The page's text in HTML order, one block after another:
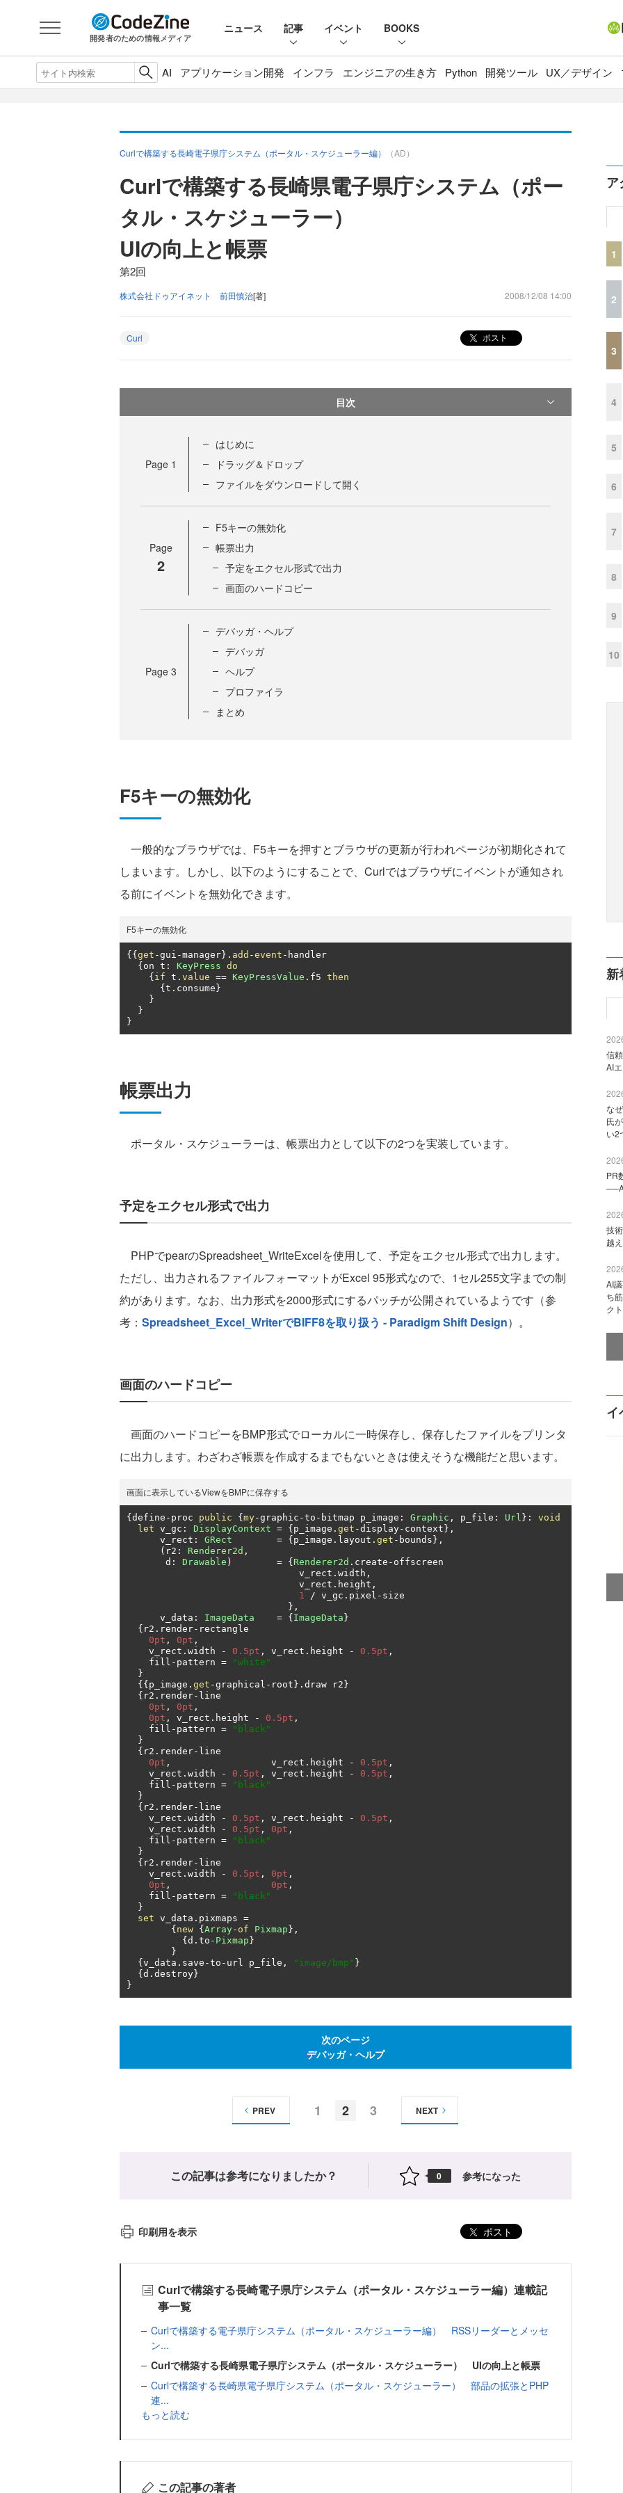
開発者のための情報メディア
ニュース 記事 イベント BOOKS
AI アプリケーション開発 インフラ エンジニアの生き方 Python 開発ツール UX／デザイン
Curlで構築する長崎電子県庁システム（ポータル・スケジューラー編） （AD）
Curlで構築する長崎県電子県庁システム（ポー
タル・スケジューラー）
UIの向上と帳票
第2回
株式会社ドゥアイネット 前田慎治[著] 2008/12/08 14:00
Curl ポスト
目次
Page 1
はじめに
ドラッグ＆ドロップ
ファイルをダウンロードして開く
Page
2
F5キーの無効化
帳票出力
予定をエクセル形式で出力
画面のハードコピー
Page 3
デバッガ・ヘルプ
デバッガ
ヘルプ
プロファイラ
まとめ
F5キーの無効化
一般的なブラウザでは、F5キーを押すとブラウザの更新が行われページが初期化されて
しまいます。しかし、以下のようにすることで、Curlではブラウザにイベントが通知され
る前にイベントを無効化できます。
F5キーの無効化
{{ get -gui -manager }. add -event - handler
{ on t : KeyPress do
{ if t . value == KeyPressValue . f5 then
{ t . consume }
}
}
}
帳票出力
ポータル・スケジューラーは、帳票出力として以下の2つを実装しています。
予定をエクセル形式で出力
PHPでpearのSpreadsheet_WriteExcelを使用して、予定をエクセル形式で出力します。
ただし、出力されるファイルフォーマットがExcel 95形式なので、1セル255文字までの制
約があります。なお、出力形式を2000形式にするパッチが公開されているようです（参
考： Spreadsheet_Excel_WriterでBIFF8を取り扱う - Paradigm Shift Design）。
画面のハードコピー
画面のハードコピーをBMP形式でローカルに一時保存し、保存したファイルをプリンタ
に出力します。わざわざ帳票を作成するまでもないときは使えそうな機能だと思います。
画面に表示しているViewをBMPに保存する
{ define - proc public { my -graphic -to - bitmap p_image : Graphic , p_file : Url }:
void
let v_gc : DisplayContext = { p_image . get -display- context },
      v_rect
: GRect = { p_image . layout . get - bounds },
( r2 : Renderer2d ,
       d
: Drawable ) = { Renderer2d . create - offscreen
                               v_rect
. width ,
                               v_rect
. height ,
1
/ v_gc . pixel - size
},
      v_data
: ImageData = { ImageData }
{ r2 . render- rectangle
0pt , 0pt ,
    v_rect
. width - 0.5pt , v_rect . height - 0.5pt ,
    fill
- pattern =
"white"
}
{{ p_image . get -graphical - root }. draw r2 }
{ r2 . render- line
0pt , 0pt ,
0pt , v_rect . height - 0.5pt ,
    fill
- pattern =
"black"
}
{ r2 . render- line
0pt ,
                  v_rect
. height - 0.5pt ,
    v_rect
. width - 0.5pt , v_rect . height - 0.5pt ,
    fill
- pattern =
"black"
}
{ r2 . render- line
    v_rect
. width - 0.5pt , v_rect . height - 0.5pt ,
    v_rect
. width - 0.5pt , 0pt ,
    fill
- pattern =
"black"
}
{ r2 . render- line
    v_rect
. width - 0.5pt , 0pt ,
0pt , 0pt ,
    fill
- pattern =
"black"
}
set v_data . pixmaps =
{ new { Array- of Pixmap },
{ d . to - Pixmap }
}
{ v_data . save -to - url p_file , "image/bmp" }
{ d . destroy }
}
次のページ
デバッガ・ヘルプ
1 2 3
PREV NEXT
この記事は参考になりましたか？ 0 参考になった
印刷用を表示 ポスト
Curlで構築する長崎電子県庁システム（ポータル・スケジューラー編）連載記
事一覧
Curlで構築する電子県庁システム（ポータル・スケジューラー編） RSSリーダーとメッセ
ン...
Curlで構築する長崎県電子県庁システム（ポータル・スケジューラー） UIの向上と帳票
Curlで構築する長崎県電子県庁システム（ポータル・スケジューラー） 部品の拡張とPHP
連...
もっと読む
この記事の著者
ア
1
2
3
4
5
6
7
8
9
10
新
信
AI
な
氏
い2
PR
技
越
AI
ち
ク
イ